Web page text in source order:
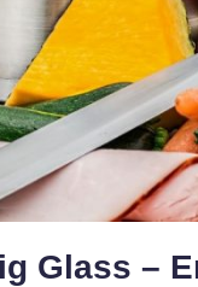
Glass –